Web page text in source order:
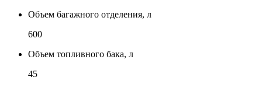
Объем багажного отделения, л
600
Объем топливного бака, л
45